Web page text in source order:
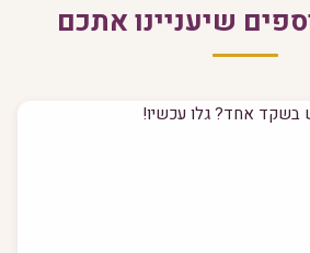
שיעניינו אתכם